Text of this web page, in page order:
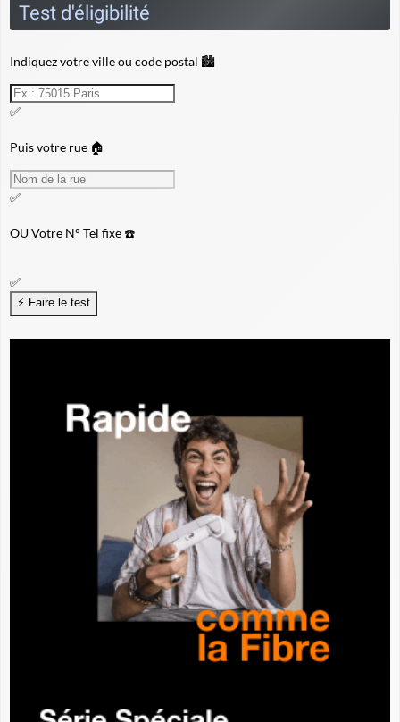
Test d'éligibilité
Indiquez votre ville ou code postal 🏙️
✅
Puis votre rue 🏠
✅
OUVotre N° Tel fixe ☎️
✅